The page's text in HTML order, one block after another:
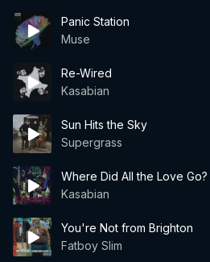
Panic Station
Muse
Re-Wired
Kasabian
Sun Hits the Sky
Supergrass
Where Did All the Love Go?
Kasabian
You're Not from Brighton
Fatboy Slim